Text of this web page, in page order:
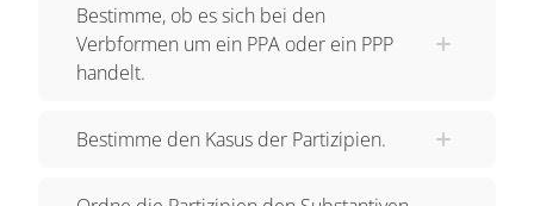
Caesar milites incitans per castra currit. Caesar
läuft, die Soldaten anspornend, durch das Lager.
eine Form? incitans scheint von incitare zu
Bestimme, ob es sich bei den
Verbformen um ein PPA oder ein PPP
handelt.
Bestimme den Kasus der Partizipien.